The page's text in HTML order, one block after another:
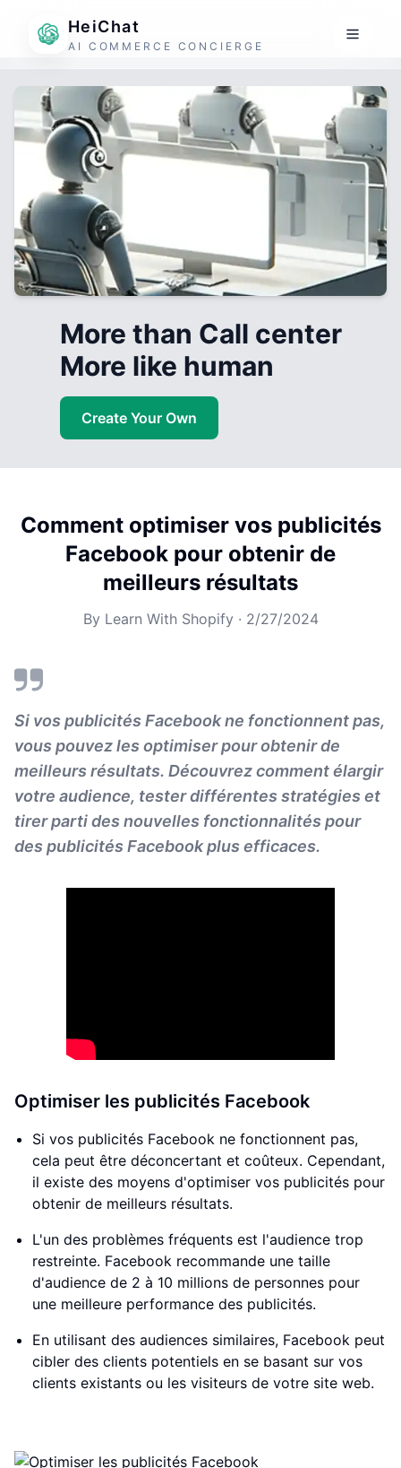
HeiChat
AI COMMERCE CONCIERGE
More than Call center
More like human
Create Your Own
Comment optimiser vos publicités
Facebook pour obtenir de
meilleurs résultats
By Learn With Shopify · 2/27/2024
Si vos publicités Facebook ne fonctionnent pas,
vous pouvez les optimiser pour obtenir de
meilleurs résultats. Découvrez comment élargir
votre audience, tester différentes stratégies et
tirer parti des nouvelles fonctionnalités pour
des publicités Facebook plus efficaces.
Optimiser les publicités Facebook
Si vos publicités Facebook ne fonctionnent pas,
cela peut être déconcertant et coûteux. Cependant,
il existe des moyens d'optimiser vos publicités pour
obtenir de meilleurs résultats.
L'un des problèmes fréquents est l'audience trop
restreinte. Facebook recommande une taille
d'audience de 2 à 10 millions de personnes pour
une meilleure performance des publicités.
En utilisant des audiences similaires, Facebook peut
cibler des clients potentiels en se basant sur vos
clients existants ou les visiteurs de votre site web.